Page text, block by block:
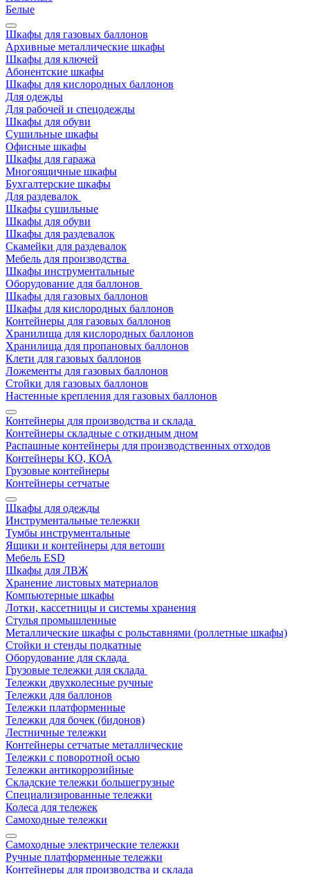
Белые
Шкафы для газовых баллонов
Архивные металлические шкафы
Шкафы для ключей
Абонентские шкафы
Шкафы для кислородных баллонов
Для одежды
Для рабочей и спецодежды
Шкафы для обуви
Сушильные шкафы
Офисные шкафы
Шкафы для гаража
Многоящичные шкафы
Бухгалтерские шкафы
Для раздевалок
Шкафы сушильные
Шкафы для обуви
Шкафы для раздевалок
Скамейки для раздевалок
Мебель для производства
Шкафы инструментальные
Оборудование для баллонов
Шкафы для газовых баллонов
Шкафы для кислородных баллонов
Контейнеры для газовых баллонов
Хранилища для кислородных баллонов
Хранилища для пропановых баллонов
Клети для газовых баллонов
Ложементы для газовых баллонов
Стойки для газовых баллонов
Настенные крепления для газовых баллонов
Контейнеры для производства и склада
Контейнеры складные с откидным дном
Распашные контейнеры для производственных отходов
Контейнеры КО, КОА
Грузовые контейнеры
Контейнеры сетчатые
Шкафы для одежды
Инструментальные тележки
Тумбы инструментальные
Ящики и контейнеры для ветоши
Мебель ESD
Шкафы для ЛВЖ
Хранение листовых материалов
Компьютерные шкафы
Лотки, кассетницы и системы хранения
Стулья промышленные
Металлические шкафы с рольставнями (роллетные шкафы)
Стойки и стенды подкатные
Оборудование для склада
Грузовые тележки для склада
Тележки двухколесные ручные
Тележки для баллонов
Тележки платформенные
Тележки для бочек (бидонов)
Лестничные тележки
Контейнеры сетчатые металлические
Тележки с поворотной осью
Тележки антикоррозийные
Складские тележки большегрузные
Специализированные тележки
Колеса для тележек
Самоходные тележки
Самоходные электрические тележки
Ручные платформенные тележки
Контейнеры для производства и склада